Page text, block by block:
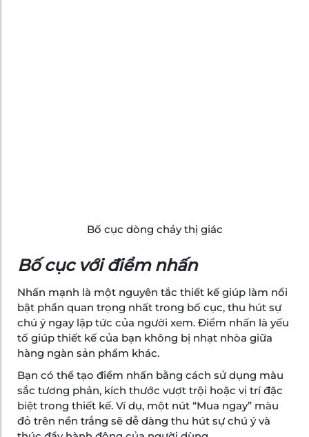
Bố cục dòng chảy thị giác
Bố cục với điểm nhấn
Nhấn mạnh là một nguyên tắc thiết kế giúp làm nổi
bật phần quan trọng nhất trong bố cục, thu hút sự
chú ý ngay lập tức của người xem. Điểm nhấn là yếu
tố giúp thiết kế của bạn không bị nhạt nhòa giữa
hàng ngàn sản phẩm khác.
Bạn có thể tạo điểm nhấn bằng cách sử dụng màu
sắc tương phản, kích thước vượt trội hoặc vị trí đặc
biệt trong thiết kế. Ví dụ, một nút “Mua ngay” màu
đỏ trên nền trắng sẽ dễ dàng thu hút sự chú ý và